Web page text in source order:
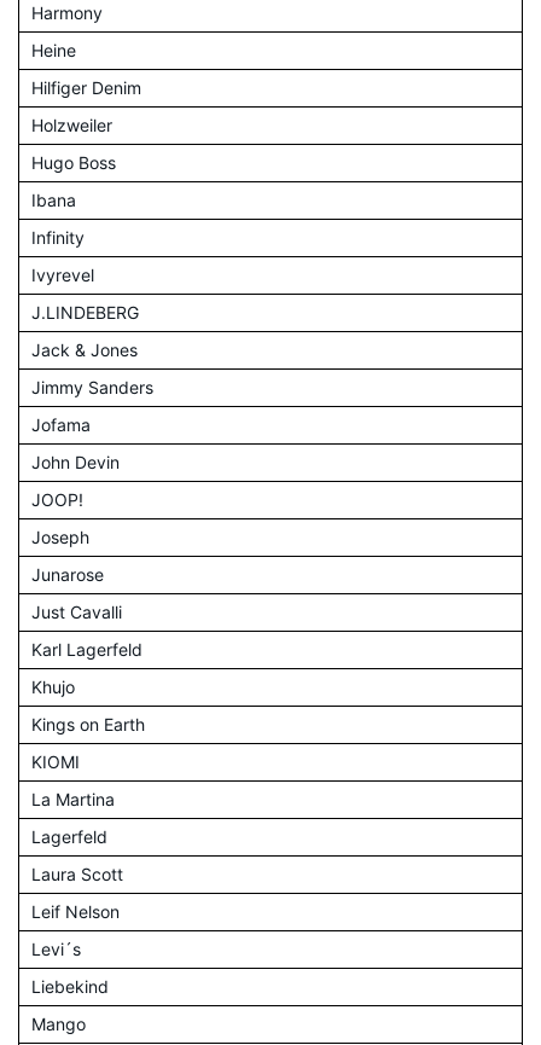
Harmony
Heine
Hilfiger Denim
Holzweiler
Hugo Boss
Ibana
Infinity
Ivyrevel
J.LINDEBERG
Jack & Jones
Jimmy Sanders
Jofama
John Devin
JOOP!
Joseph
Junarose
Just Cavalli
Karl Lagerfeld
Khujo
Kings on Earth
KIOMI
La Martina
Lagerfeld
Laura Scott
Leif Nelson
Levi´s
Liebekind
Mango